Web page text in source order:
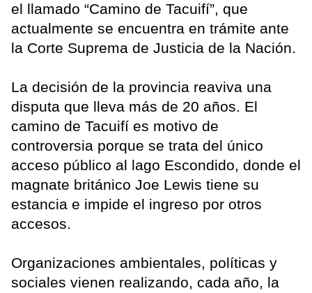
el llamado “Camino de Tacuifí”, que
actualmente se encuentra en trámite ante
la Corte Suprema de Justicia de la Nación.
La decisión de la provincia reaviva una
disputa que lleva más de 20 años. El
camino de Tacuifí es motivo de
controversia porque se trata del único
acceso público al lago Escondido, donde el
magnate británico Joe Lewis tiene su
estancia e impide el ingreso por otros
accesos.
Organizaciones ambientales, políticas y
sociales vienen realizando, cada año, la